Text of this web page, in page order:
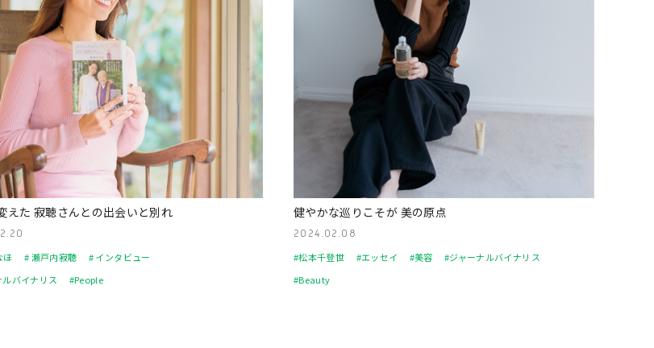
えた 寂聴さんとの出会いと別れ
ほ # 瀬戸内寂聴
# インタビュー
バイナリス
#People
健やかな巡りこそが 美の原点
2024.02.08
#松本千登世 #エッセイ #美容
#ジャーナルバイナリス
#Beauty